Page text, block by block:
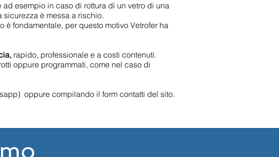
ad esempio in caso di rottura di un vetro di una
è messa a rischio.
fondamentale, per questo motivo Vetrofer ha
rapido, professionale e a costi contenuti.
oppure programmati, come nel caso di
oppure compilando il form contatti del sito.